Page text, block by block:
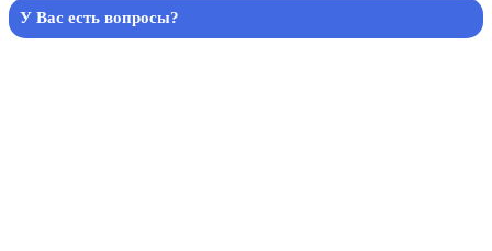
У Вас есть вопросы?